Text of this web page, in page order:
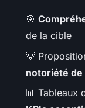
🎯
de la cible
💡
notoriété de
📊 Tableaux